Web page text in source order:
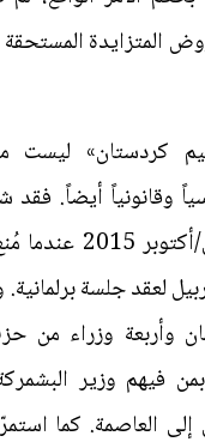
المتزايدة
كردستان» ليست
وقانونياً أيضاً. فقد
12 تشرين الأوّل/
لعقد جلسة
وأربعة وزراء من
فيهم وزير
العاصمة. كما